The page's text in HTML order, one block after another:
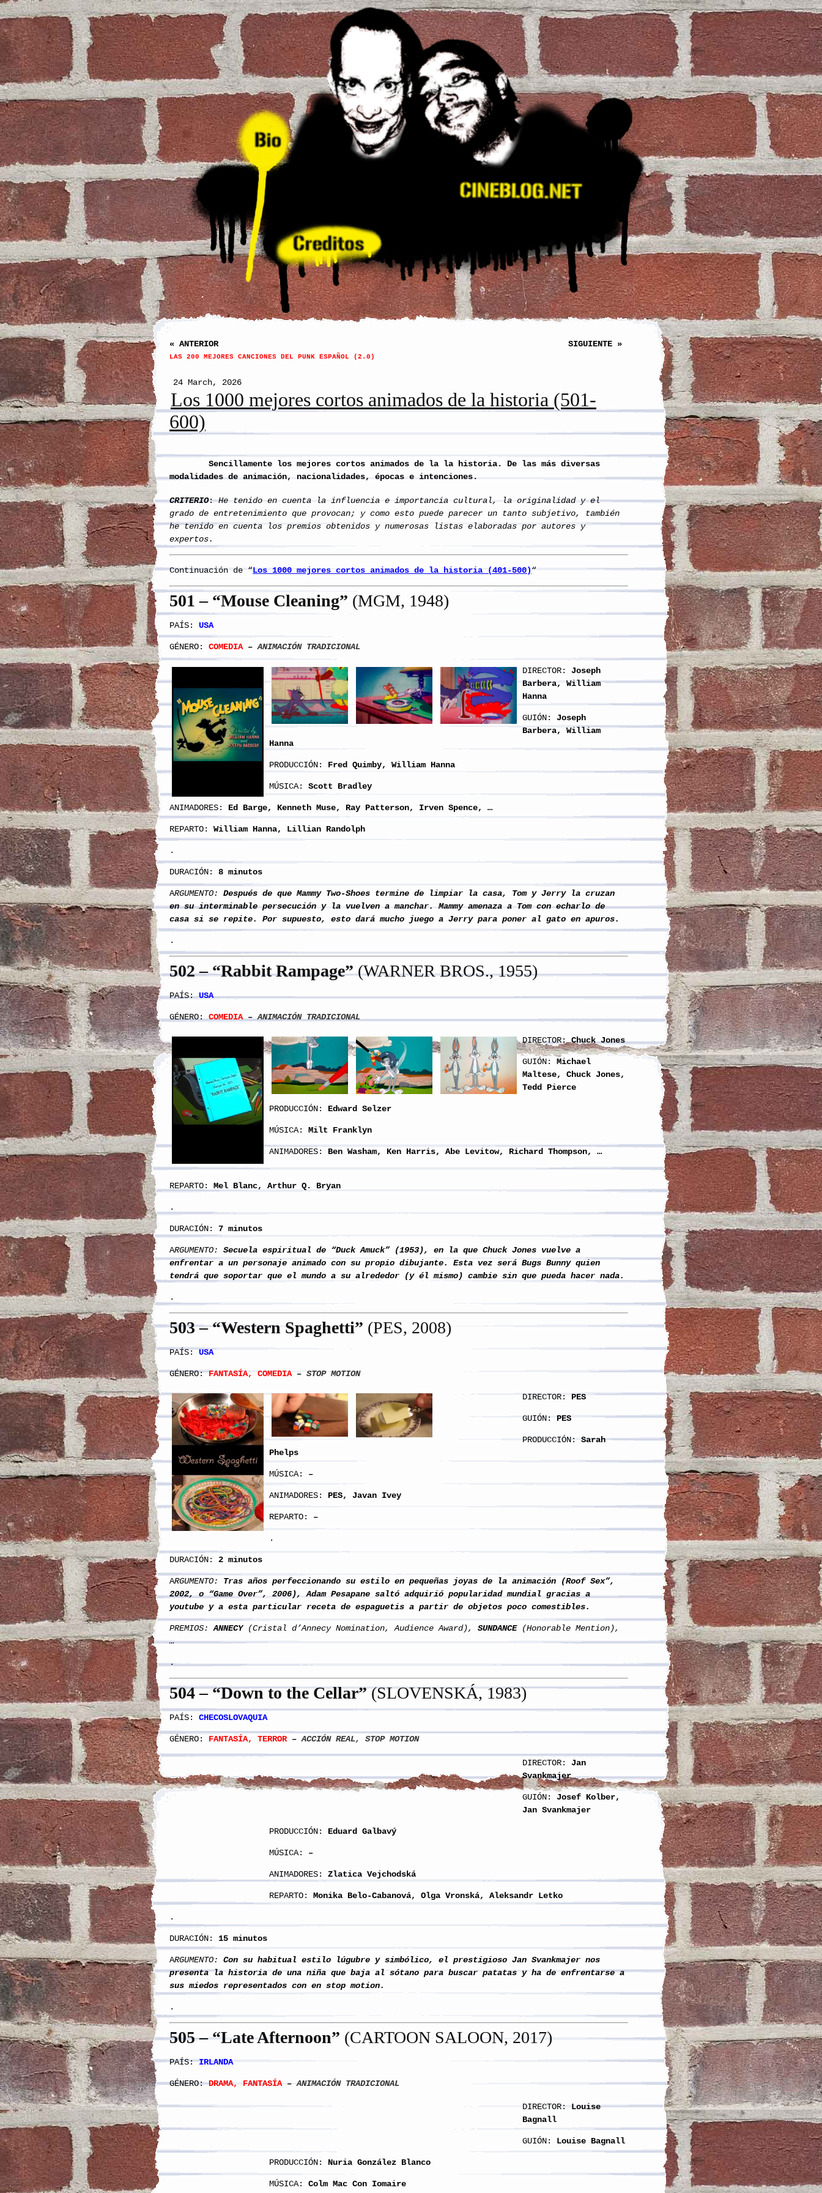
« ANTERIOR
LAS 200 MEJORES CANCIONES DEL PUNK ESPAÑOL (2.0)
SIGUIENTE »
24 March, 2026
Los 1000 mejores cortos animados de la historia (501-
600)
Sencillamente los mejores cortos animados de la la historia. De las más diversas
modalidades de animación, nacionalidades, épocas e intenciones.
CRITERIO:He tenido en cuenta la influencia e importancia cultural, la originalidad y el
grado de entretenimiento que provocan; y como esto puede parecer un tanto subjetivo, también
he tenido en cuenta los premios obtenidos y numerosas listas elaboradas por autores y
expertos.
Continuación de “Los 1000 mejores cortos animados de la historia (401-500)“
501 – “Mouse Cleaning” (MGM, 1948)
PAÍS: USA
GÉNERO: COMEDIA– ANIMACIÓN TRADICIONAL
DIRECTOR:
Joseph
Barbera, William
Hanna
GUIÓN:
Joseph
Barbera, William
Hanna
PRODUCCIÓN: Fred Quimby, William Hanna
MÚSICA: Scott Bradley
ANIMADORES: Ed Barge, Kenneth Muse, Ray Patterson, Irven Spence, …
REPARTO: William Hanna, Lillian Randolph
.
DURACIÓN: 8 minutos
ARGUMENTO:
Después de que Mammy Two-Shoes termine de limpiar la casa, Tom y Jerry la cruzan
en su interminable persecución y la vuelven a manchar. Mammy amenaza a Tom con echarlo de
casa si se repite. Por supuesto, esto dará mucho juego a Jerry para poner al gato en apuros.
.
502– “Rabbit Rampage”(WARNER BROS., 1955)
PAÍS:USA
GÉNERO:COMEDIA– ANIMACIÓN TRADICIONAL
DIRECTOR:Chuck Jones
GUIÓN:
Michael
Maltese, Chuck Jones,
Tedd Pierce
PRODUCCIÓN: Edward Selzer
MÚSICA: Milt Franklyn
ANIMADORES: Ben Washam, Ken Harris, Abe Levitow, Richard Thompson, …
REPARTO: Mel Blanc, Arthur Q. Bryan
.
DURACIÓN: 7 minutos
ARGUMENTO:
Secuela espiritual de “Duck Amuck” (1953), en la que Chuck Jones vuelve a
enfrentar a un personaje animado con su propio dibujante. Esta vez será Bugs Bunny quien
tendrá que soportar que el mundo a su alrededor (y él mismo) cambie sin que pueda hacer nada.
.
503– “Western Spaghetti” (PES, 2008)
PAÍS:USA
GÉNERO:FANTASÍA, COMEDIA– STOP MOTION
DIRECTOR: PES
GUIÓN: PES
PRODUCCIÓN:
Sarah
Phelps
MÚSICA: –
ANIMADORES: PES, Javan Ivey
REPARTO: –
.
DURACIÓN: 2 minutos
ARGUMENTO:
Tras años perfeccionando su estilo en pequeñas joyas de la animación (Roof Sex”,
2002, o “Game Over”, 2006), Adam Pesapane saltó adquirió popularidad mundial gracias a
youtube y a esta particular receta de espaguetis a partir de objetos poco comestibles.
PREMIOS:ANNECY (Cristal d’Annecy Nomination, Audience Award), SUNDANCE (Honorable Mention),
…
.
504– “Down to the Cellar”(SLOVENSKÁ, 1983)
PAÍS: CHECOSLOVAQUIA
GÉNERO: FANTASÍA, TERROR– ACCIÓN REAL, STOP MOTION
DIRECTOR:
Jan
Svankmajer
GUIÓN:
Josef Kolber,
Jan Svankmajer
PRODUCCIÓN: Eduard Galbavý
MÚSICA: –
ANIMADORES: Zlatica Vejchodská
REPARTO: Monika Belo-Cabanová, Olga Vronská, Aleksandr Letko
.
DURACIÓN: 15 minutos
ARGUMENTO:
Con su habitual estilo lúgubre y simbólico, el prestigioso Jan Svankmajer nos
presenta la historia de una niña que baja al sótano para buscar patatas y ha de enfrentarse a
sus miedos representados con en stop motion.
.
505– “Late Afternoon” (CARTOON SALOON, 2017)
PAÍS:IRLANDA
GÉNERO:DRAMA, FANTASÍA– ANIMACIÓN TRADICIONAL
DIRECTOR:
Louise
Bagnall
GUIÓN: Louise Bagnall
PRODUCCIÓN: Nuria González Blanco
MÚSICA: Colm Mac Con Iomaire